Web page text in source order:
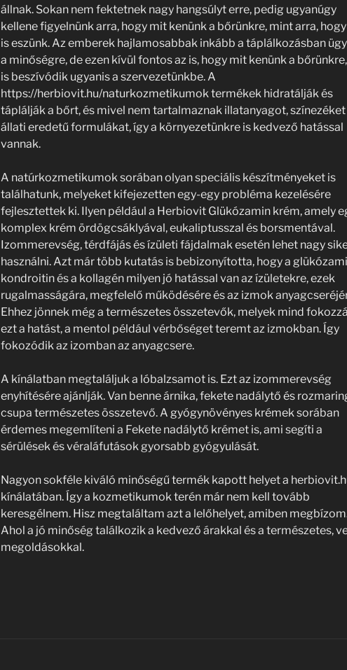
állnak. Sokan nem fektetnek nagy hangsúlyt erre, pedig ugyanúgy
kellene figyelnünk arra, hogy mit kenünk a bőrünkre, mint arra,
is eszünk. Az emberek hajlamosabbak inkább a táplálkozásban
a minőségre, de ezen kívül fontos az is, hogy mit kenünk a
is beszívódik ugyanis a szervezetünkbe. A
https://herbiovit.hu/naturkozmetikumok termékek hidratálják és
táplálják a bőrt, és mivel nem tartalmaznak illatanyagot, színezéket
állati eredetű formulákat, így a környezetünkre is kedvező hatással
vannak.
A natúrkozmetikumok sorában olyan speciális készítményeket is
találhatunk, melyeket kifejezetten egy-egy probléma kezelésére
fejlesztettek ki. Ilyen például a Herbiovit Glükózamin krém, amely
komplex krém ördögcsáklyával, eukaliptusszal és borsmentával.
Izommerevség, térdfájás és ízületi fájdalmak esetén lehet nagy
használni. Azt már több kutatás is bebizonyította, hogy a
kondroitin és a kollagén milyen jó hatással van az ízületekre, ezek
rugalmasságára, megfelelő működésére és az izmok
Ehhez jönnek még a természetes összetevők, melyek mind
ezt a hatást, a mentol például vérbőséget teremt az izmokban. Így
fokozódik az izomban az anyagcsere.
A kínálatban megtaláljuk a lóbalzsamot is. Ezt az izommerevség
enyhítésére ajánlják. Van benne árnika, fekete nadálytő és
csupa természetes összetevő. A gyógynövényes krémek sorában
érdemes megemlíteni a Fekete nadálytő krémet is, ami segíti a
sérülések és véraláfutások gyorsabb gyógyulását.
Nagyon sokféle kiváló minőségű termék kapott helyet a
kínálatában. Így a kozmetikumok terén már nem kell tovább
keresgélnem. Hisz megtaláltam azt a lelőhelyet, amiben
Ahol a jó minőség találkozik a kedvező árakkal és a természetes,
megoldásokkal.